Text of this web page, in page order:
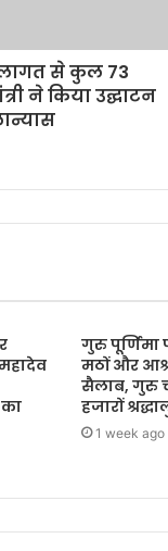
से कुल 73
ने किया उद्घाटन
गुरु पूर्णिमा
मठों और
सैलाब, गुरु
हजारों
1 week ago